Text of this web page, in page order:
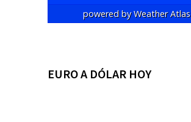
powered byWeather Atlas
EURO A DÓLAR HOY